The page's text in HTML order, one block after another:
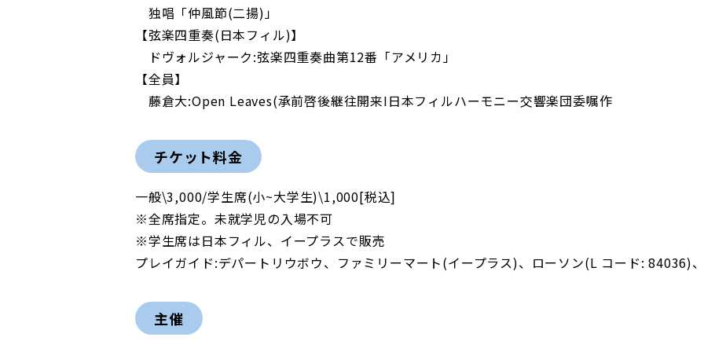
独唱「仲風節(二揚)」
【弦楽四重奏(日本フィル)】
ドヴォルジャーク:弦楽四重奏曲第12番「アメリカ」
【全員】
藤倉大:Open Leaves(承前啓後継往開来I日本フィルハーモニー交響楽団委嘱作
チケット料金
一般\3,000/学生席(小~大学生)\1,000[税込]
※全席指定。未就学児の入場不可
※学生席は日本フィル、イープラスで販売
プレイガイド:デパートリウボウ、ファミリーマート(イープラス)、ローソン(L コード: 84036)
主催